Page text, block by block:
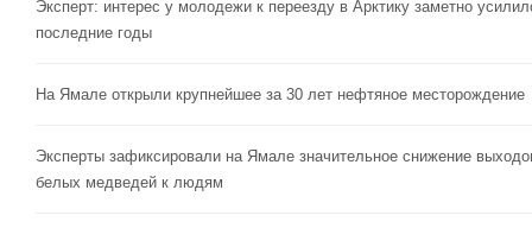
Эксперт: интерес у молодежи к переезду в Арктику заметно
последние годы
На Ямале открыли крупнейшее за 30 лет нефтяное месторождение
Эксперты зафиксировали на Ямале значительное снижение
белых медведей к людям